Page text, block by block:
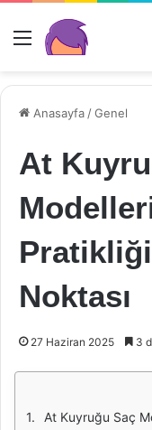
Menü
Anasayfa /Genel
At
Noktası
27 Haziran 2025 3
At Kuyruğu Saç